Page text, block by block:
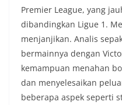
Premier League, yang
dibandingkan Ligue 1.
menjanjikan. Analis
bermainnya dengan
kemampuan menahan
dan menyelesaikan
beberapa aspek seperti